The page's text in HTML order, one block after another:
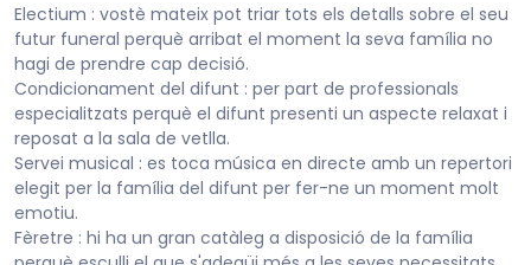
Electium : vostè mateix pot triar tots els detalls sobre el seu
futur funeral perquè arribat el moment la seva família no
hagi de prendre cap decisió.
Condicionament del difunt : per part de professionals
especialitzats perquè el difunt presenti un aspecte relaxat i
reposat a la sala de vetlla.
Servei musical : es toca música en directe amb un repertori
elegit per la família del difunt per fer-ne un moment molt
emotiu.
Fèretre : hi ha un gran catàleg a disposició de la família